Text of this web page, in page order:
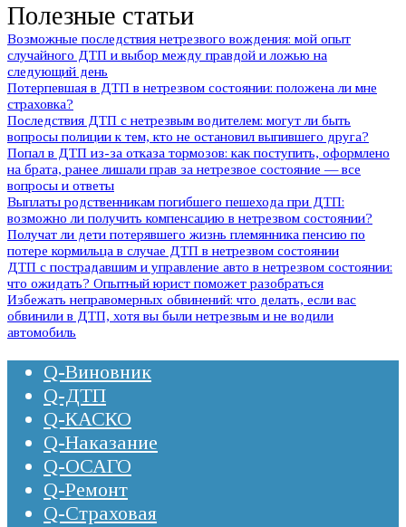
Полезные статьи
Возможные последствия нетрезвого вождения: мой опыт
случайного ДТП и выбор между правдой и ложью на
следующий день
Потерпевшая в ДТП в нетрезвом состоянии: положена ли мне
страховка?
Последствия ДТП с нетрезвым водителем: могут ли быть
вопросы полиции к тем, кто не остановил выпившего друга?
Попал в ДТП из-за отказа тормозов: как поступить, оформлено
на брата, ранее лишали прав за нетрезвое состояние — все
вопросы и ответы
Выплаты родственникам погибшего пешехода при ДТП:
возможно ли получить компенсацию в нетрезвом состоянии?
Получат ли дети потерявшего жизнь племянника пенсию по
потере кормильца в случае ДТП в нетрезвом состоянии
ДТП с пострадавшим и управление авто в нетрезвом состоянии:
что ожидать? Опытный юрист поможет разобраться
Избежать неправомерных обвинений: что делать, если вас
обвинили в ДТП, хотя вы были нетрезвым и не водили
автомобиль
Q-Виновник
Q-ДТП
Q-КАСКО
Q-Наказание
Q-ОСАГО
Q-Ремонт
Q-Страховая